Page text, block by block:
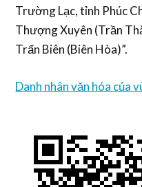
Trường Lạc, tỉnh Phúc
Thượng Xuyên (Trần
Trấn Biên (Biên Hòa)”.
Danh nhân văn hóa của